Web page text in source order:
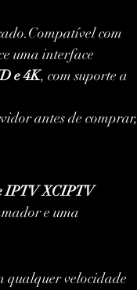
com
uma interface
e 4K, com suporte a
antes de comprar,
IPTV XCIPTV
e uma
qualquer velocidade